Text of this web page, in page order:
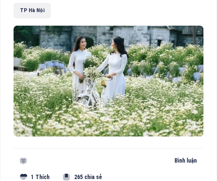
TP Hà Nội
Bình luận
1 Thích 265 chia sẻ